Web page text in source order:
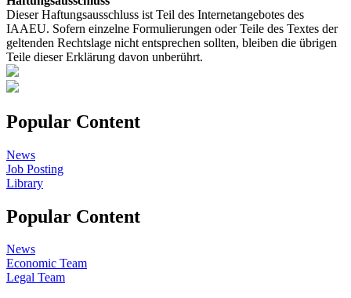
Dieser Haftungsausschluss ist Teil des Internetangebotes des
IAAEU. Sofern einzelne Formulierungen oder Teile des Textes der
geltenden Rechtslage nicht entsprechen sollten, bleiben die übrigen
Teile dieser Erklärung davon unberührt.
Popular Content
News
Job Posting
Library
Popular Content
News
Economic Team
Legal Team